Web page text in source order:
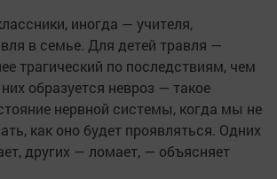
иногда — учителя,
в семье. Для детей травля —
трагический по последствиям, чем
образуется невроз — такое
нервной системы, когда мы не
как оно будет проявляться. Одних
других — ломает, — объясняет